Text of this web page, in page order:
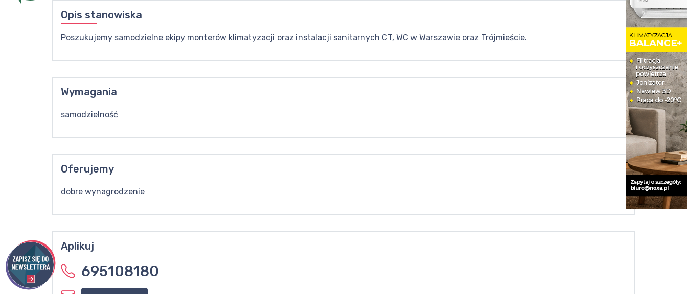
Opis stanowiska
Poszukujemy samodzielne ekipy monterów klimatyzacji oraz instalacji sanitarnych CT, WC w Warszawie oraz Trójmieście.
Wymagania
samodzielność
Oferujemy
dobre wynagrodzenie
Aplikuj
695108180